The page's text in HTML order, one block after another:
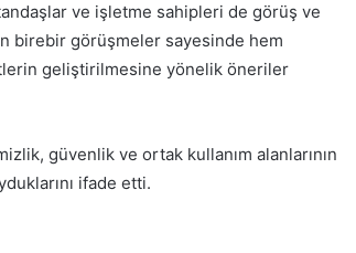
ve işletme sahipleri de görüş ve
birebir görüşmeler sayesinde hem
geliştirilmesine yönelik öneriler
güvenlik ve ortak kullanım alanlarının
ifade etti.